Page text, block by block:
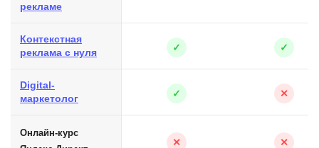
рекламе
Контекстная
реклама с нуля
✓ ✓
Digital-
маркетолог
✓ ✕
Онлайн-курс
✕ ✕